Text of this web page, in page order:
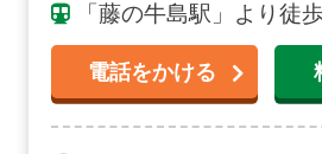
「藤の牛島駅」より徒
電話をかける